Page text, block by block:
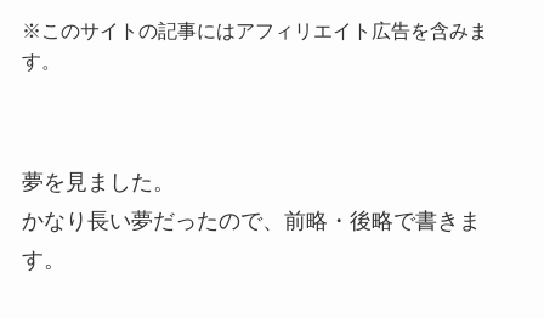
※このサイトの記事にはアフィリエイト広告を含みま
す。
夢を見ました。
かなり長い夢だったので、前略・後略で書きま
す。